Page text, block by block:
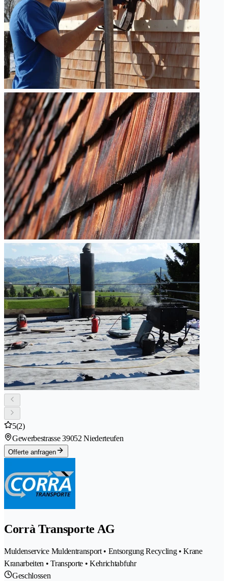
5(2)
Gewerbestrasse 39052 Niederteufen
Offerte anfragen
Corrà Transporte AG
Muldenservice Muldentransport • Entsorgung Recycling • Krane
Kranarbeiten • Transporte • Kehrichtabfuhr
Geschlossen